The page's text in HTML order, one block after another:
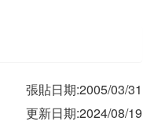
張貼日期:2005/03/31
更新日期:2024/08/19